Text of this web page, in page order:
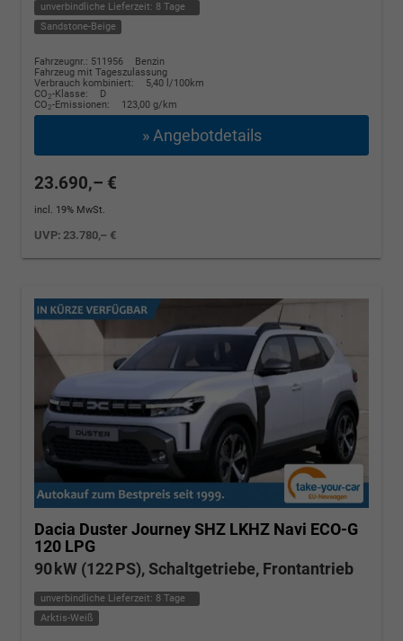
unverbindliche Lieferzeit: 8 Tage
Sandstone-Beige
Fahrzeugnr.: 511956
Benzin
Fahrzeug mit Tageszulassung
Verbrauch kombiniert:
5,40 l/100km
CO2-Klasse:
D
CO2-Emissionen: 123,00 g/km
» Angebotdetails
23.690,– €
incl. 19% MwSt.
UVP:23.780,– €
Dacia DusterJourney SHZ LKHZ Navi ECO-G
120 LPG
90 kW (122 PS), Schaltgetriebe, Frontantrieb
unverbindliche Lieferzeit: 8 Tage
Arktis-Weiß